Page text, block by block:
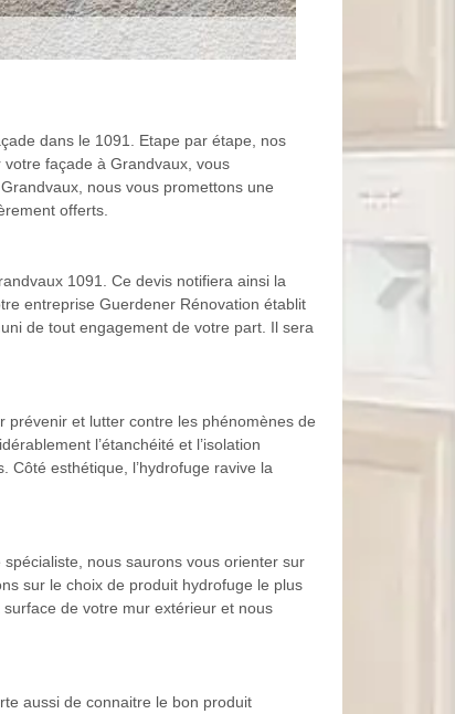
dans le 1091. Etape par étape, nos
façade à Grandvaux, vous
nous vous promettons une
offerts.
1091. Ce devis notifiera ainsi la
entreprise Guerdener Rénovation établit
de tout engagement de votre part. Il sera
prévenir et lutter contre les phénomènes de
l’étanchéité et l’isolation
Côté esthétique, l’hydrofuge ravive la
nous saurons vous orienter sur
sur le choix de produit hydrofuge le plus
de votre mur extérieur et nous
aussi de connaitre le bon produit